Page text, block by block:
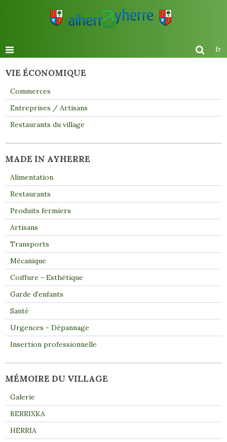
fr
VIE ÉCONOMIQUE
Commerces
Entreprises / Artisans
Restaurants du village
MADE IN AYHERRE
Alimentation
Restaurants
Produits fermiers
Artisans
Transports
Mécanique
Coiffure - Esthétique
Garde d'enfants
Santé
Urgences - Dépannage
Insertion professionnelle
MÉMOIRE DU VILLAGE
Galerie
BERRIXKA
HERRIA